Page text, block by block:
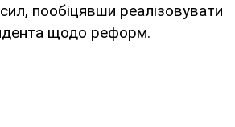
пообіцявши реалізовувати
щодо реформ.